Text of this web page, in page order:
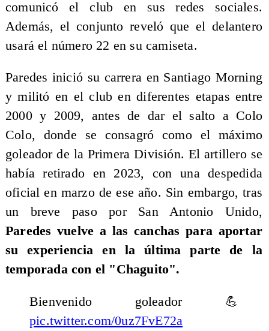
comunicó el club en sus redes sociales.
Además, el conjunto reveló que el delantero
usará el número 22 en su camiseta.
Paredes inició su carrera en Santiago Morning
y militó en el club en diferentes etapas entre
2000 y 2009, antes de dar el salto a Colo
Colo, donde se consagró como el máximo
goleador de la Primera División. El artillero se
había retirado en 2023, con una despedida
oficial en marzo de ese año. Sin embargo, tras
un breve paso por San Antonio Unido,
Paredes vuelve a las canchas para aportar
su experiencia en la última parte de la
temporada con el "Chaguito".
Bienvenido goleador 💪
pic.twitter.com/0uz7FvE72a